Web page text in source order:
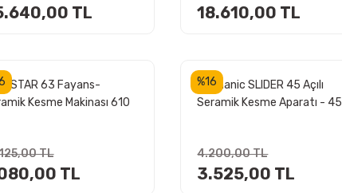
TL 18.610,00 TL
STAR 63 Fayans-
Kesme Makinası 610
TL
TL
%16
Mechanic SLIDER 45 Açılı
Seramik Kesme Aparatı - 45
4.200,00 TL
3.525,00 TL